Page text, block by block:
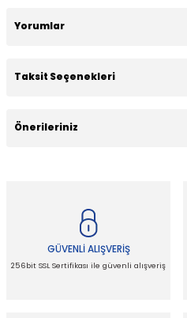
Yorumlar
Taksit Seçenekleri
Önerileriniz
Görüş ve önerileriniz için
Ürün resmi kalitesiz, bozuk
GÜVENLİ ALIŞVERİŞ
256bit SSL Sertifikası ile güvenli alışveriş